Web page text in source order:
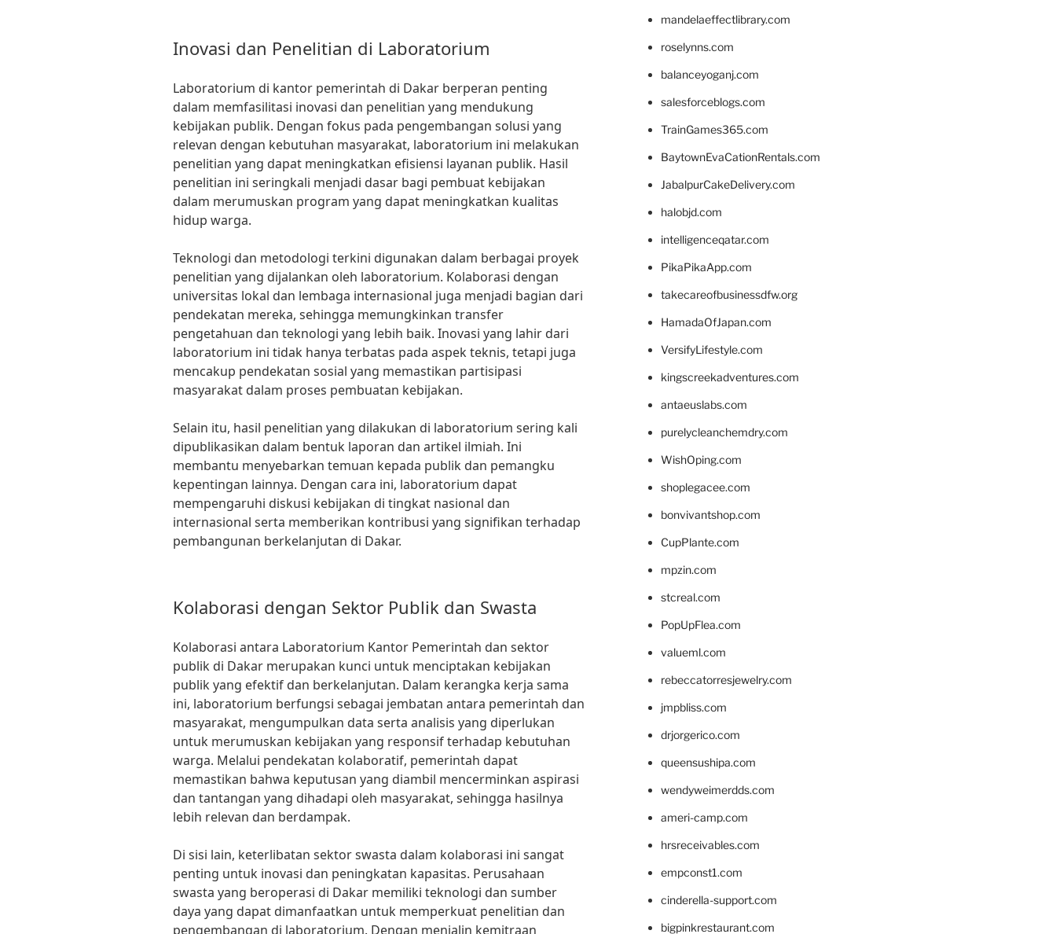
Inovasi dan Penelitian di Laboratorium
Laboratorium di kantor pemerintah di Dakar berperan penting
dalam memfasilitasi inovasi dan penelitian yang mendukung
kebijakan publik. Dengan fokus pada pengembangan solusi yang
relevan dengan kebutuhan masyarakat, laboratorium ini melakukan
penelitian yang dapat meningkatkan efisiensi layanan publik. Hasil
penelitian ini seringkali menjadi dasar bagi pembuat kebijakan
dalam merumuskan program yang dapat meningkatkan kualitas
hidup warga.
Teknologi dan metodologi terkini digunakan dalam berbagai proyek
penelitian yang dijalankan oleh laboratorium. Kolaborasi dengan
universitas lokal dan lembaga internasional juga menjadi bagian dari
pendekatan mereka, sehingga memungkinkan transfer
pengetahuan dan teknologi yang lebih baik. Inovasi yang lahir dari
laboratorium ini tidak hanya terbatas pada aspek teknis, tetapi juga
mencakup pendekatan sosial yang memastikan partisipasi
masyarakat dalam proses pembuatan kebijakan.
Selain itu, hasil penelitian yang dilakukan di laboratorium sering kali
dipublikasikan dalam bentuk laporan dan artikel ilmiah. Ini
membantu menyebarkan temuan kepada publik dan pemangku
kepentingan lainnya. Dengan cara ini, laboratorium dapat
mempengaruhi diskusi kebijakan di tingkat nasional dan
internasional serta memberikan kontribusi yang signifikan terhadap
pembangunan berkelanjutan di Dakar.
Kolaborasi dengan Sektor Publik dan Swasta
Kolaborasi antara Laboratorium Kantor Pemerintah dan sektor
publik di Dakar merupakan kunci untuk menciptakan kebijakan
publik yang efektif dan berkelanjutan. Dalam kerangka kerja sama
ini, laboratorium berfungsi sebagai jembatan antara pemerintah dan
masyarakat, mengumpulkan data serta analisis yang diperlukan
untuk merumuskan kebijakan yang responsif terhadap kebutuhan
warga. Melalui pendekatan kolaboratif, pemerintah dapat
memastikan bahwa keputusan yang diambil mencerminkan aspirasi
dan tantangan yang dihadapi oleh masyarakat, sehingga hasilnya
lebih relevan dan berdampak.
Di sisi lain, keterlibatan sektor swasta dalam kolaborasi ini sangat
penting untuk inovasi dan peningkatan kapasitas. Perusahaan
swasta yang beroperasi di Dakar memiliki teknologi dan sumber
daya yang dapat dimanfaatkan untuk memperkuat penelitian dan
pengembangan di laboratorium. Dengan menjalin kemitraan
mandelaeffectlibrary.com
roselynns.com
balanceyoganj.com
salesforceblogs.com
TrainGames365.com
BaytownEvaCationRentals.com
JabalpurCakeDelivery.com
halobjd.com
intelligenceqatar.com
PikaPikaApp.com
takecareofbusinessdfw.org
HamadaOfJapan.com
VersifyLifestyle.com
kingscreekadventures.com
antaeuslabs.com
purelycleanchemdry.com
WishOping.com
shoplegacee.com
bonvivantshop.com
CupPlante.com
mpzin.com
stcreal.com
PopUpFlea.com
valueml.com
rebeccatorresjewelry.com
jmpbliss.com
drjorgerico.com
queensushipa.com
wendyweimerdds.com
ameri-camp.com
hrsreceivables.com
empconst1.com
cinderella-support.com
bigpinkrestaurant.com